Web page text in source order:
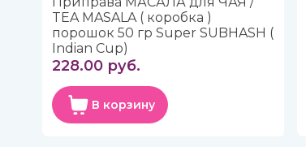
TEA MASALA ( коробка )
порошок 50 гр Super SUBHASH (
Indian Cup)
228.00 руб.
В корзину